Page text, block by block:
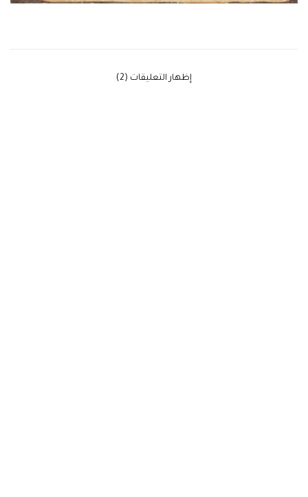
‫إظهار التعليقات (2)